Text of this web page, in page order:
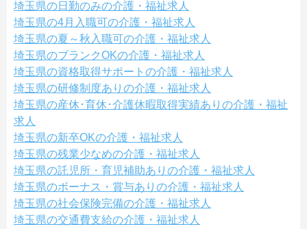
埼玉県の日勤のみの介護・福祉求人
埼玉県の4月入職可の介護・福祉求人
埼玉県の夏～秋入職可の介護・福祉求人
埼玉県のブランクOKの介護・福祉求人
埼玉県の資格取得サポートの介護・福祉求人
埼玉県の研修制度ありの介護・福祉求人
埼玉県の産休･育休･介護休暇取得実績ありの介護・福祉
求人
埼玉県の新卒OKの介護・福祉求人
埼玉県の残業少なめの介護・福祉求人
埼玉県の託児所・育児補助ありの介護・福祉求人
埼玉県のボーナス・賞与ありの介護・福祉求人
埼玉県の社会保険完備の介護・福祉求人
埼玉県の交通費支給の介護・福祉求人